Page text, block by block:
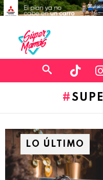
LO ÚLTIMO